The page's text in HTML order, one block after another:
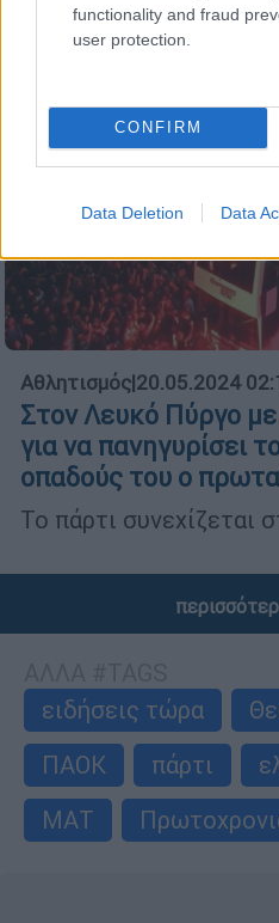
functionality and fraud
user protection.
CONFIRM
Data Deletion Data
Αθλητισμός|20.05.2024
Στον Λευκό Πύργο
για να πανηγυρίσει
οπαδούς του ο
Το πάρτι συνεχίζεται
ειδήσεις τώρα
ΠΑΟΚ
πάρτι
ΜΑΤ